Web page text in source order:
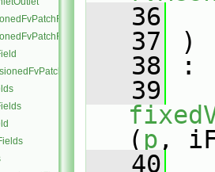
   36
   37
)
   38
:
   39
( p ,
   40